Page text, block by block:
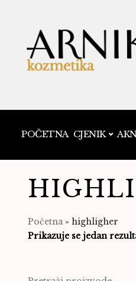
POČETNA CJENIK
Početna» highligher
Prikazuje se jedan